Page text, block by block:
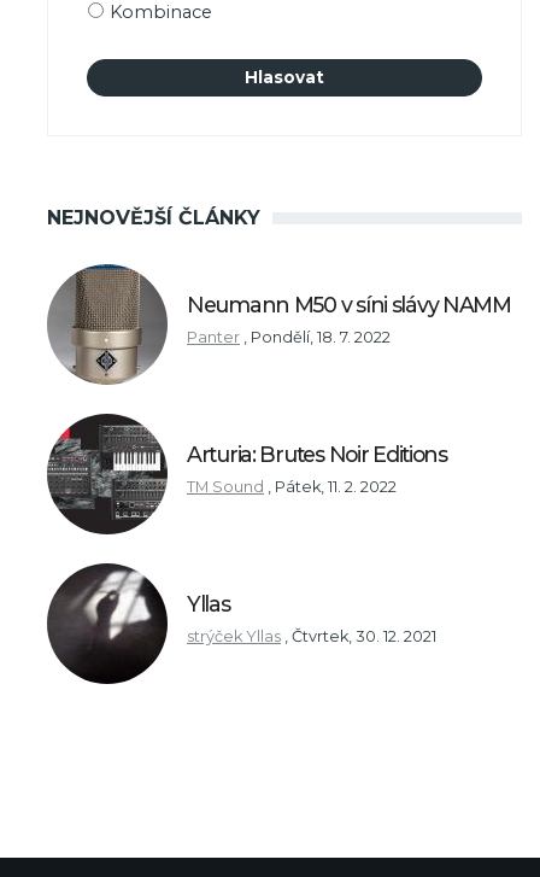
Kombinace
NEJNOVĚJŠÍ ČLÁNKY
Neumann M50 v síni slávy NAMM
Panter , Pondělí, 18. 7. 2022
Arturia: Brutes Noir Editions
TM Sound , Pátek, 11. 2. 2022
Yllas
strýček Yllas , Čtvrtek, 30. 12. 2021